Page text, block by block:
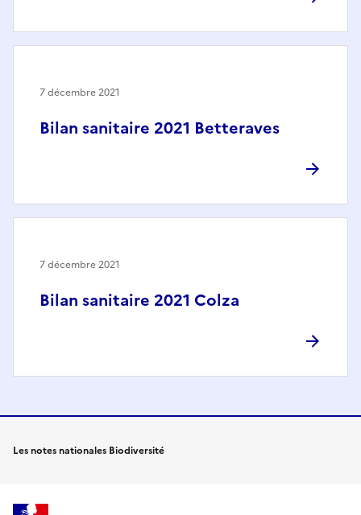
Bilan sanitaire 2021 Betteraves
7 décembre 2021
Bilan sanitaire 2021 Colza
7 décembre 2021
Les notes nationales Biodiversité